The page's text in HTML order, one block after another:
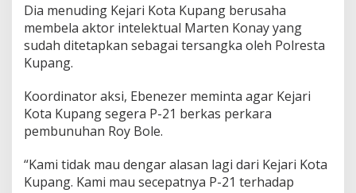
Dia menuding Kejari Kota Kupang berusaha
membela aktor intelektual Marten Konay yang
sudah ditetapkan sebagai tersangka oleh Polresta
Kupang.
Koordinator aksi, Ebenezer meminta agar Kejari
Kota Kupang segera P-21 berkas perkara
pembunuhan Roy Bole.
“Kami tidak mau dengar alasan lagi dari Kejari Kota
Kupang. Kami mau secepatnya P-21 terhadap